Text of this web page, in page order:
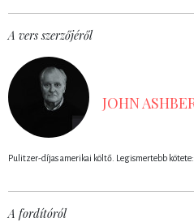
A vers szerzőjéről
JOHN
Pulitzer-díjas amerikai költő. Legismertebb kötete:
A fordítóról